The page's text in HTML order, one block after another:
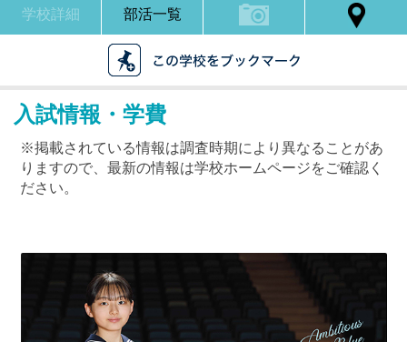
聖望学園中学校
ブックマークした学校
学校詳細 部活一覧
入試情報・学費
※掲載されている情報は調査時期により異なることがあ
りますので、最新の情報は学校ホームページをご確認く
ださい。